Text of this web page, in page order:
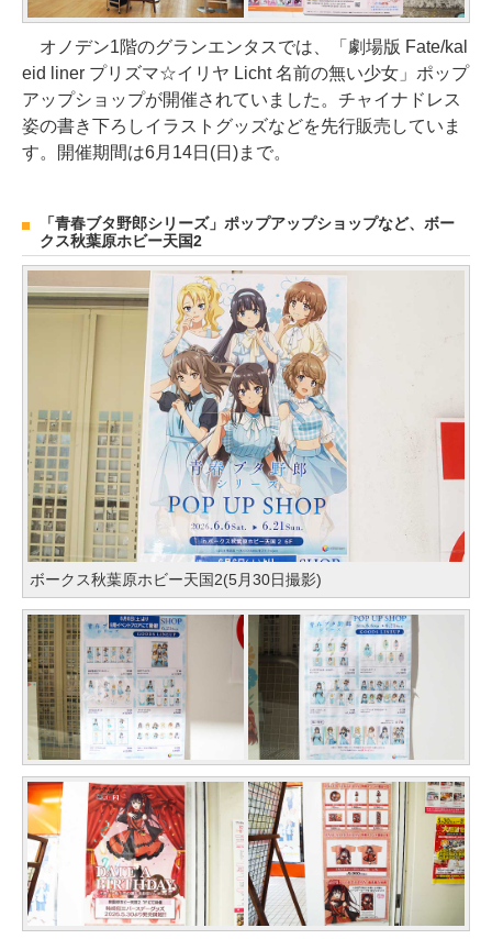
オノデン1階のグランエンタスでは、「劇場版 Fate/kal
eid liner プリズマ☆イリヤ Licht 名前の無い少女」ポップ
アップショップが開催されていました。チャイナドレス
姿の書き下ろしイラストグッズなどを先行販売していま
す。開催期間は6月14日(日)まで。
「青春ブタ野郎シリーズ」ポップアップショップなど、ボー
クス秋葉原ホビー天国2
ボークス秋葉原ホビー天国2(5月30日撮影)